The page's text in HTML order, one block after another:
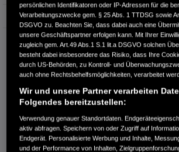
Bauart SUV
AUTOHAUS BOHN GMBH
Ringstraße 5
99817 Eisenach
RUFEN SIE UNS AN:
03691-88990-0
Route planen
Händlerbestand anzeigen
persönlichen Identifikatoren oder IP-Adressen für die
Verarbeitungszwecke gem. § 25 Abs. 1 TTDSG sowie
DSGVO zu. Beachten Sie, dass dabei auch eine
unsere Geschäftspartner erfolgen kann. Mit Ihrer
zugleich gem. Art.49 Abs.1 S.1 lit.a DSGVO solchen
besteht dabei insbesondere das Risiko, dass Ihre
durch US-Behörden, zu Kontroll- und
auch ohne Rechtsbehelfsmöglichkeiten, verarbeitet
Wir und unsere Partner verarbeiten
Folgendes bereitzustellen:
Verwendung genauer Standortdaten.
aktiv abfragen. Speichern von oder Zugriff auf
Endgerät. Personalisierte Werbung und Inhalte,
und der Performance von Inhalten,